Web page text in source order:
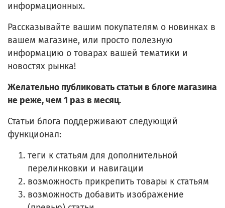
информационных.
Рассказывайте вашим покупателям о новинках в
вашем магазине, или просто полезную
информацию о товарах вашей тематики и
новостях рынка!
Желательно публиковать статьи в блоге магазина
не реже, чем 1 раз в месяц.
Статьи блога поддерживают следующий
функционал:
теги к статьям для дополнительной
перелинковки и навигации
возможность прикрепить товары к статьям
возможность добавить изображение